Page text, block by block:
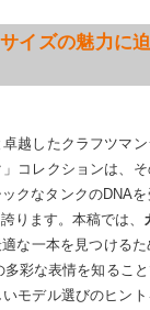
イズの魅力に
越したクラフツマ
コレクションは、
クなタンクのDNA
ります。本稿では、
な一本を見つける
多彩な表情を知るこ
モデル選びのヒン